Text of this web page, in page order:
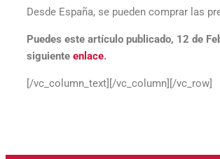
Desde España, se pueden comprar las
Puedes este artículo publicado, 12 de
siguiente enlace.
[/vc_column_text][/vc_column][/vc_row]